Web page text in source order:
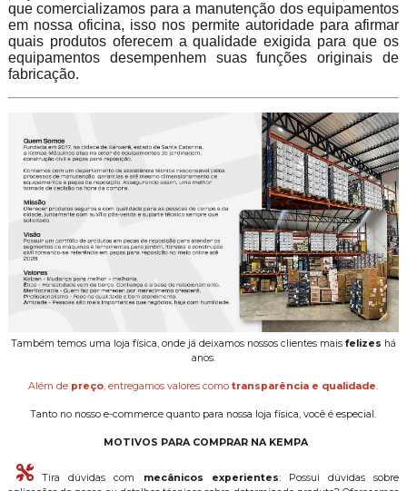
que comercializamos para a manutenção dos equipamentos
em nossa oficina, isso nos permite autoridade para afirmar
quais produtos oferecem a qualidade exigida para que os
equipamentos desempenhem suas funções originais de
fabricação.
Também temos uma loja física, onde já deixamos nossos clientes mais felizes há
anos.
Além de preço, entregamos valores comotransparência e qualidade.
Tanto no nosso e-commerce quanto para nossa loja física, você é especial.
MOTIVOS PARA COMPRAR NA KEMPA
Tira dúvidas com mecânicos experientes: Possui dúvidas sobre